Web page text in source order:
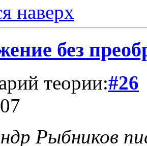
наверх
без
теории:#26
Рыбников